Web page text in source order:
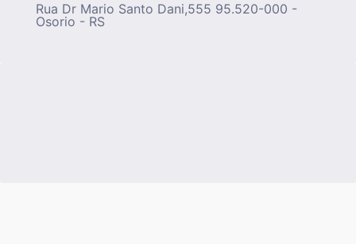
Rua Dr Mario Santo Dani,555 95.520-000 -
Osorio - RS